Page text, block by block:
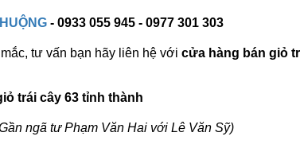
- 0933 055 945 - 0977 301 303
tư vấn bạn hãy liên hệ với cửa hàng bán giỏ
trái cây 63 tỉnh thành
ngã tư Phạm Văn Hai với Lê Văn Sỹ)